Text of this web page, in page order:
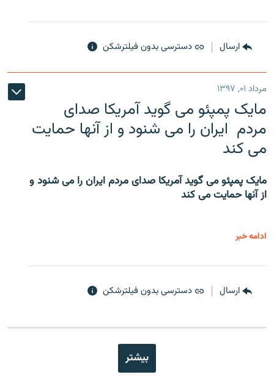
ارسال دسترسی بدون فیلترشکن
مرداد ۰۱, ۱۳۹۷
مایک پمپئو می گوید آمریکا صدای
مردم ایران را می شنود و از آنها حمایت
می کند
مایک پمپئو می گوید آمریکا صدای مردم ایران را می شنود و
از آنها حمایت می کند
ادامه خبر
ارسال دسترسی بدون فیلترشکن
بیشتر